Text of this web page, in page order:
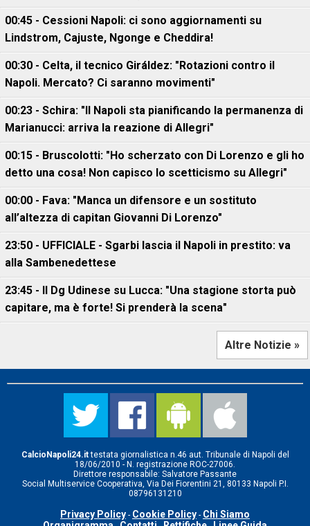
00:45 - Cessioni Napoli: ci sono aggiornamenti su
Lindstrom, Cajuste, Ngonge e Cheddira!
00:30 - Celta, il tecnico Giráldez: "Rotazioni contro il
Napoli. Mercato? Ci saranno movimenti"
00:23 - Schira: "Il Napoli sta pianificando la permanenza di
Marianucci: arriva la reazione di Allegri"
00:15 - Bruscolotti: "Ho scherzato con Di Lorenzo e gli ho
detto una cosa! Non capisco lo scetticismo su Allegri"
00:00 - Fava: "Manca un difensore e un sostituto
all’altezza di capitan Giovanni Di Lorenzo"
23:50 - UFFICIALE - Sgarbi lascia il Napoli in prestito: va
alla Sambenedettese
23:45 - Il Dg Udinese su Lucca: "Una stagione storta può
capitare, ma è forte! Si prenderà la scena"
Altre Notizie »
CalcioNapoli24.ittestata giornalistica n.46 aut. Tribunale di Napoli del
18/06/2010 - N. registrazione ROC-27006.
Direttore responsabile: Salvatore Passante
Social Multiservice Cooperativa, Via Dei Fiorentini 21, 80133 Napoli P.I.
08796131210
Privacy Policy - Cookie Policy - Chi Siamo